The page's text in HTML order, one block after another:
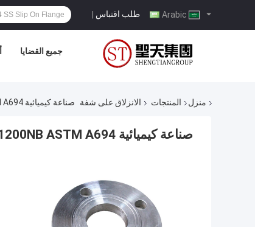
طلب اقتباس |
جميع القضايا
منزل المنتجات الانزلاق على شفة صناعة كيميائية 1200NB ASTM A694 الانزلاق على شفة
صناعة كيميائية 1200NB ASTM A694 الانزلاق على شفة